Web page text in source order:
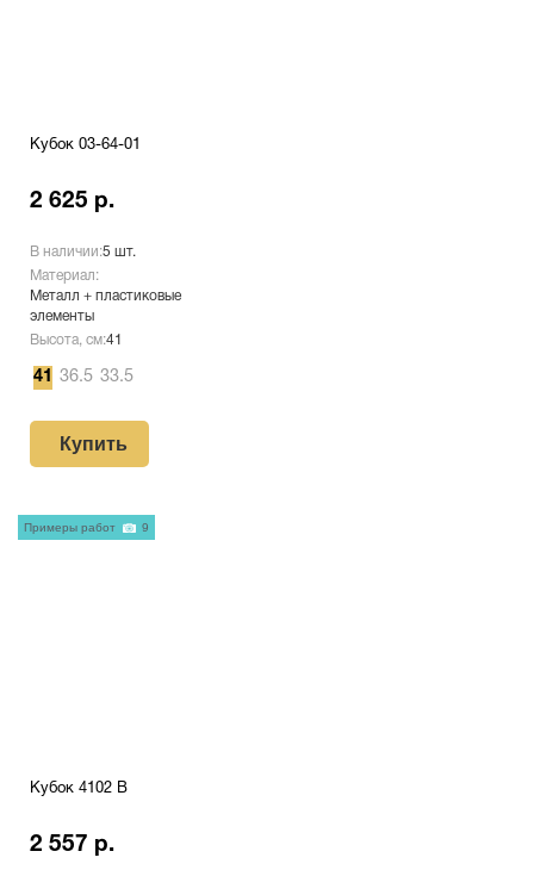
Кубок 03-64-01
2 625 р.
В наличии:5 шт.
Материал:
Металл + пластиковые
элементы
Высота, см:41
41 36.5 33.5
Купить
Кубок 4102 B
2 557 р.
Примеры работ 9